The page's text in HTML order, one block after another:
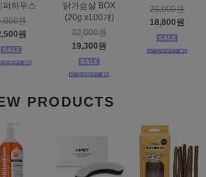
퍼하우스
원
원
닭가슴살 BOX
(20g x100개)
32,000원
19,300원
20,000원
18,800원
PRODUCTS